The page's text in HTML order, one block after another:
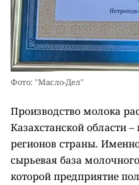
Фото: "Масло-Дел"
Производство молока
Казахстанской области
регионов страны.
сырьевая база
которой предприятие